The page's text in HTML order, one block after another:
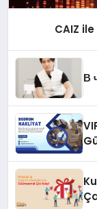
CAIZ
В